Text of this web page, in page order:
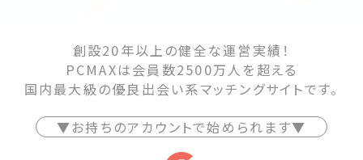
創設20年以上の健全な運営実績！
PCMAXは会員数2500万人を超える
国内最大級の優良出会い系マッチングサイトです。
▼お持ちのアカウントで始められます▼